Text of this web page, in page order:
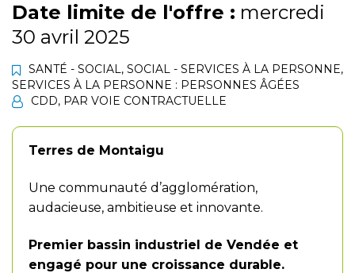
Date limite de l'offre : mercredi
30 avril 2025
SANTÉ - SOCIAL, SOCIAL - SERVICES À LA PERSONNE,
SERVICES À LA PERSONNE : PERSONNES ÂGÉES
CDD, PAR VOIE CONTRACTUELLE
Terres de Montaigu
Une communauté d’agglomération,
audacieuse, ambitieuse et innovante.
Premier bassin industriel de Vendée et
engagé pour une croissance durable.